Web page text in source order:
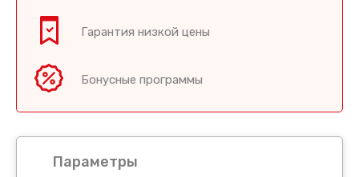
Гарантия низкой цены
Бонусные программы
Параметры